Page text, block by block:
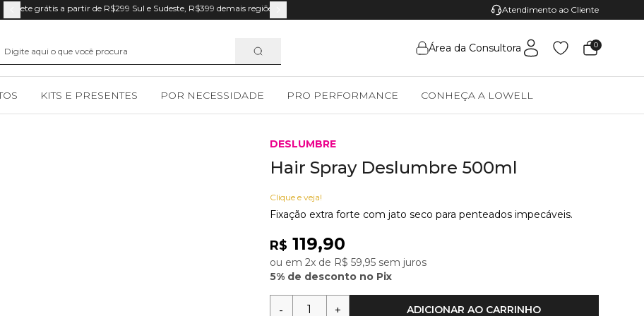
Frete grátis a partir de R$299 Sul e Sudeste, R$399 demais regiões. Pague com Pix e Ganhe 5% de descontoAtendimento ao Cliente
Área da Consultora 0
KITS E PRESENTES POR NECESSIDADE PRO PERFORMANCE CONHEÇA A LOWELL
DESLUMBRE
Hair Spray Deslumbre 500ml
Clique e veja!
Fixação extra forte com jato seco para penteados impecáveis.
R$ 119,90
ou em 2x de R$ 59,95 sem juros
5% de desconto no Pix
- + ADICIONAR AO CARRINHO